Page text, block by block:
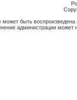
может быть
администрации может